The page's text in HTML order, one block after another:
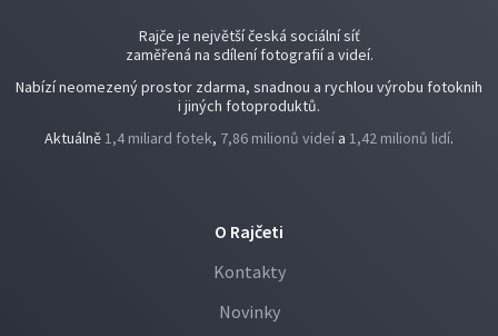
Rajče je největší česká sociální síť
zaměřená na sdílení fotografií a videí.
Nabízí neomezený prostor zdarma, snadnou a rychlou výrobu fotoknih
i jiných fotoproduktů.
Aktuálně1,4 miliard fotek, 7,86 milionů videí a 1,42 milionů lidí.
O Rajčeti
Kontakty
Novinky